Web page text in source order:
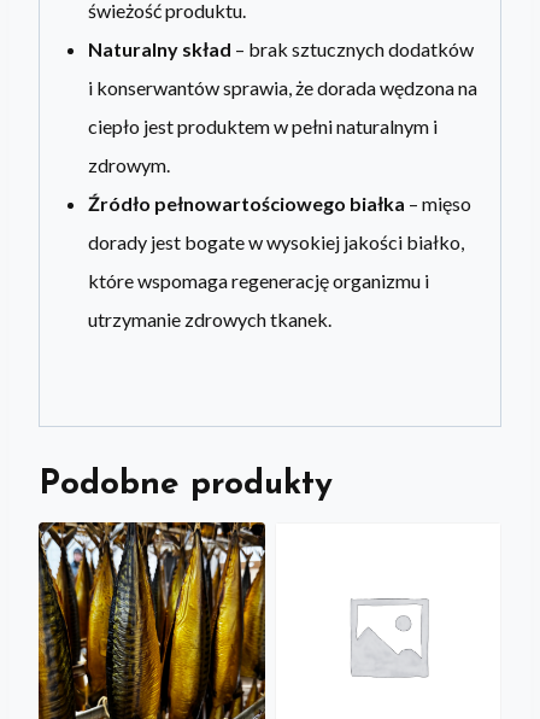
świeżość produktu.
Naturalny skład – brak sztucznych dodatków
i konserwantów sprawia, że dorada wędzona na
ciepło jest produktem w pełni naturalnym i
zdrowym.
Źródło pełnowartościowego białka – mięso
dorady jest bogate w wysokiej jakości białko,
które wspomaga regenerację organizmu i
utrzymanie zdrowych tkanek.
Podobne produkty